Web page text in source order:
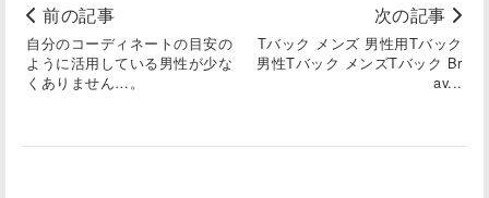
前の記事
自分のコーディネートの目安の
ように活用している男性が少な
くありません…。
次の記事
Tバック メンズ 男性用Tバック
男性Tバック メンズTバック Br
av...